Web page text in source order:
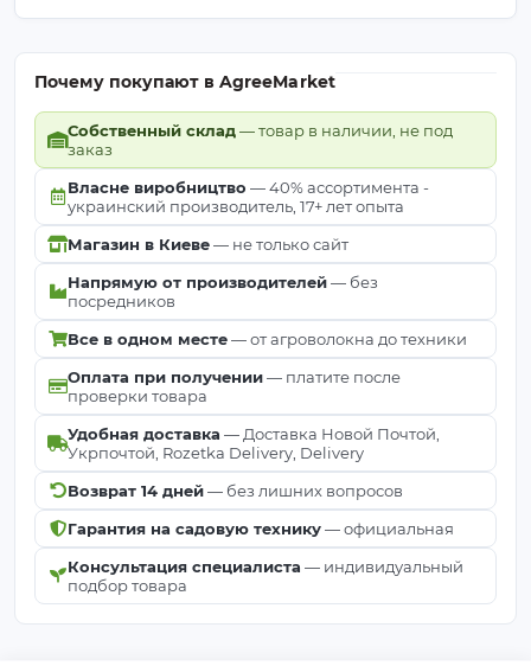
Почему покупают в AgreeMarket
Собственный склад— товар в наличии, не под
заказ
Власне виробництво — 40% ассортимента -
украинский производитель, 17+ лет опыта
Магазин в Киеве— не только сайт
Напрямую от производителей— без
посредников
Все в одном месте— от агроволокна до техники
Оплата при получении— платите после
проверки товара
Удобная доставка — Доставка Новой Почтой,
Укрпочтой, Rozetka Delivery, Delivery
Возврат 14 дней— без лишних вопросов
Гарантия на садовую технику— официальная
Консультация специалиста — индивидуальный
подбор товара